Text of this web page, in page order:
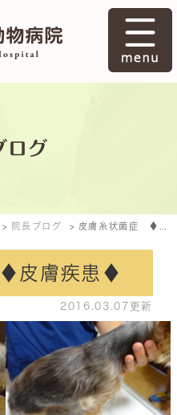
ログ
院長ブログ
皮膚疾患♦
2016.03.07更新